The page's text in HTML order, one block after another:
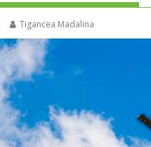
Tigancea Madalina